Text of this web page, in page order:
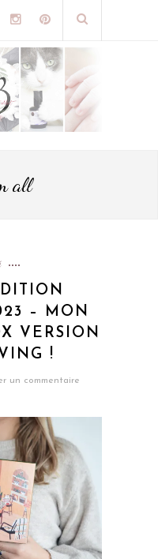
all
– MON
VERSION
!
un commentaire